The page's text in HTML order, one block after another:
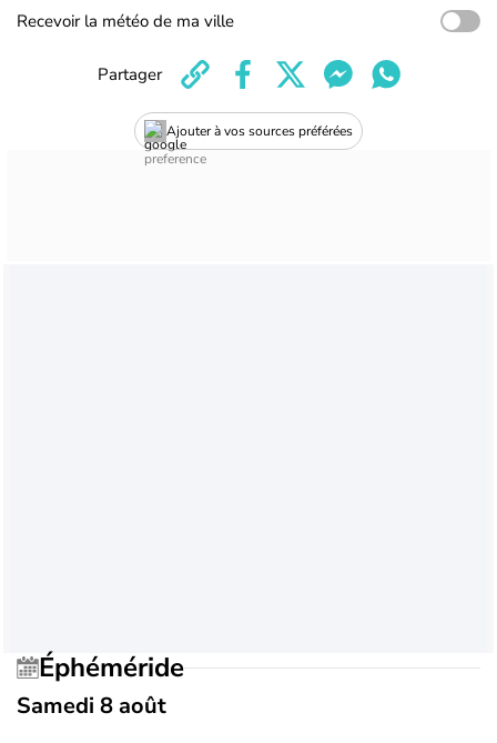
Recevoir la météo de ma ville
Ajouter à vos sources préférées
Partager
Éphéméride
Samedi 8 août